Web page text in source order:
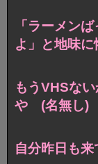
「ラーメン
よ」と地味
もうVHSな
や (名無し)
自分昨日も